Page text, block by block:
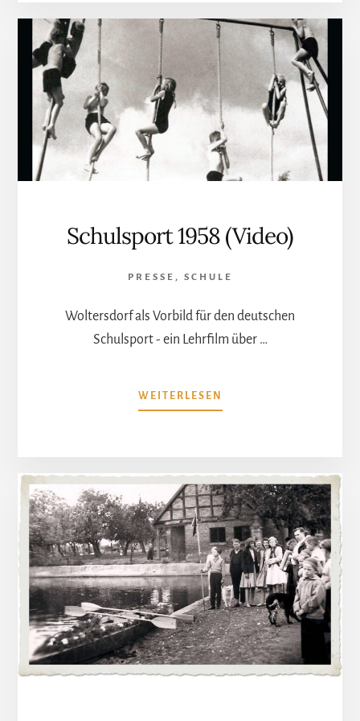
Schulsport 1958 (Video)
PRESSE , SCHULE
Woltersdorf als Vorbild für den deutschen
Schulsport - ein Lehrfilm über …
WEITERLESEN
1958